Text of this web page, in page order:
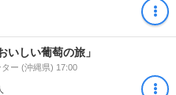
いしい葡萄の旅」
ー (沖縄県) 17:00